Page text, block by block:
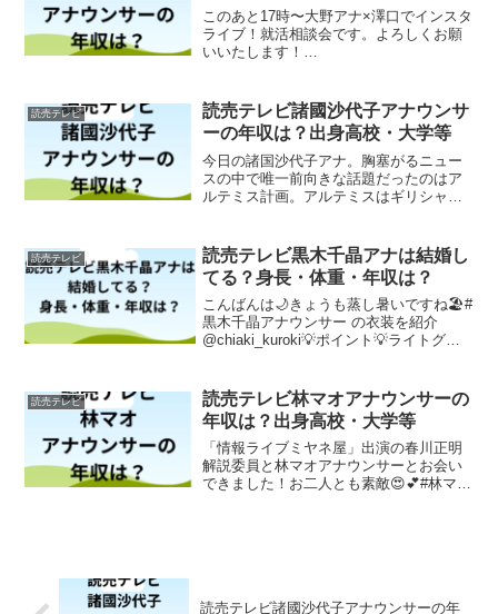
このあと17時〜大野アナ×澤口でインスタ
ライブ！就活相談会です。よろしくお願
いいたします！
June 1, 2021関西...
読売テレビ
読売テレビ諸國沙代子アナウンサ
ーの年収は？出身高校・大学等
今日の諸国沙代子アナ。胸塞がるニュー
スの中で唯一前向きな話題だったのはア
ルテミス計画。アルテミスはギリシャ神
しい(^.^)ちなみにこの日の私の時計はオ
メガスピードマスタ...
読売テレビ
読売テレビ黒木千晶アナは結婚し
てる？身長・体重・年収は？
こんばんは🌙きょうも蒸し暑いですね🏖#
黒木千晶アナウンサー の衣装を紹介
@chiaki_kuroki💡ポイント💡ライトグレ
💦🥰 pic.twitter.com/nONc...
読売テレビ
読売テレビ林マオアナウンサーの
年収は？出身高校・大学等
「情報ライブミヤネ屋」出演の春川正明
解説委員と林マオアナウンサーとお会い
できました！お二人とも素敵😍💕#林マオ
読売テレビ諸國沙代子アナウンサーの年